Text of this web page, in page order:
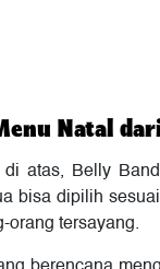
Natal
atas, Belly
bisa dipilih
orang tersayang.